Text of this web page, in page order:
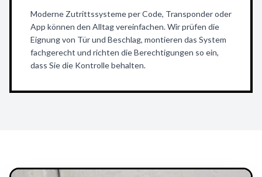
Moderne Zutrittssysteme per Code, Transponder oder
App können den Alltag vereinfachen. Wir prüfen die
Eignung von Tür und Beschlag, montieren das System
fachgerecht und richten die Berechtigungen so ein,
dass Sie die Kontrolle behalten.